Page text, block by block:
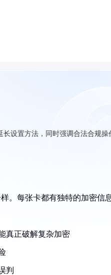
设置方法，同时强调合法合规操
。每张卡都有独特的加密信
真正破解复杂加密
判